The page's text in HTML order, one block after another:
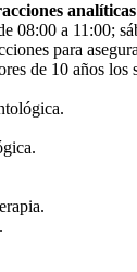
analíticas
08:00 a 11:00;
para
de 10 años los